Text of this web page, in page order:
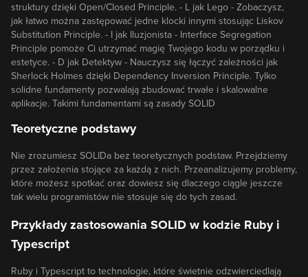
struktury dzięki Open/Closed Principle. - L jak Lego - Zobaczysz,
jak łatwo można zastępować jedne klocki innymi stosując Liskov
Substitution Principle. - I jak Iluzjonista - Interface Segregation
Principle pomoże Ci utrzymać magię Twojego kodu w porządku i
estetyce. - D jak Detektyw - Nauczysz się łączyć zależności jak
Sherlock Holmes dzięki Dependency Inversion Principle. Tylko
solidne fundamenty pozwalają zbudować trwałe i skalowalne
aplikacje. Takimi fundamentami są zasady SOLID
Teoretyczne podstawy
Nie zrozumiesz SOLIDa bez teoretycznych podstaw. Przejdziemy
przez założenia stojące za każdą z nich. Przeanalizujemy problemy,
które możesz spotkać oraz dowiesz się dlaczego ciągle jeszcze
tak wielu programistów nie stosuje się do tych zasad.
Przykłady zastosowania SOLID w kodzie Ruby i
Typescript
Ruby i Typescript to technologie, które świetnie odzwierciedlają